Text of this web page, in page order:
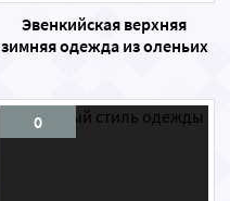
Эвенкийская верхняя
зимняя одежда из оленьих
0